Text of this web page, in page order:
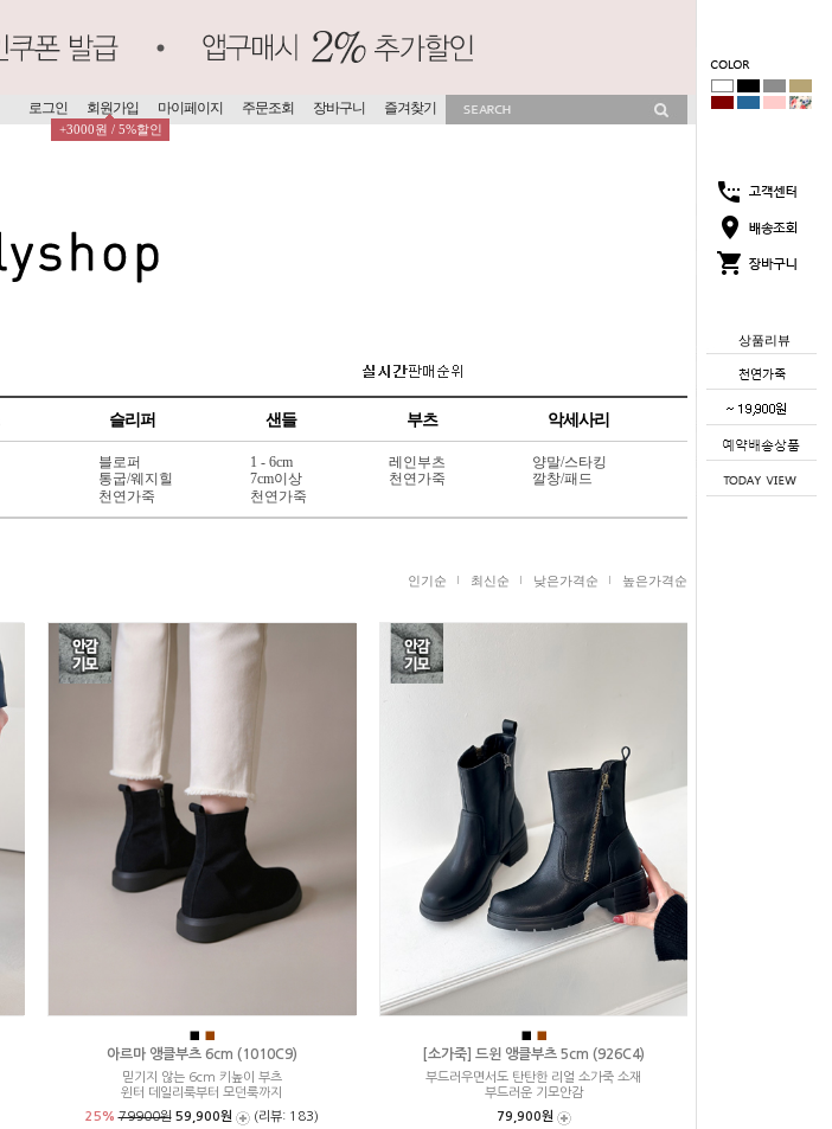
상품리뷰
로그인 회원가입
+3000원 / 5%할인
마이페이지 주문조회 장바구니 즐겨찾기
슬리퍼 샌들 부츠 악세사리
블로퍼
통굽/웨지힐
천연가죽
1 - 6cm
7cm이상
천연가죽
레인부츠
천연가죽
양말/스타킹
깔창/패드
인기순 최신순 낮은가격순 높은가격순
■ ■
아르마 앵클부츠 6cm (1010C9)
믿기지 않는 6cm 키높이 부츠
윈터 데일리룩부터 모던룩까지
25%79900원 59,900원 (리뷰: 183)
■ ■
[소가죽] 드윈 앵클부츠 5cm (926C4)
부드러우면서도 탄탄한 리얼 소가죽 소재
부드러운 기모안감
79,900원